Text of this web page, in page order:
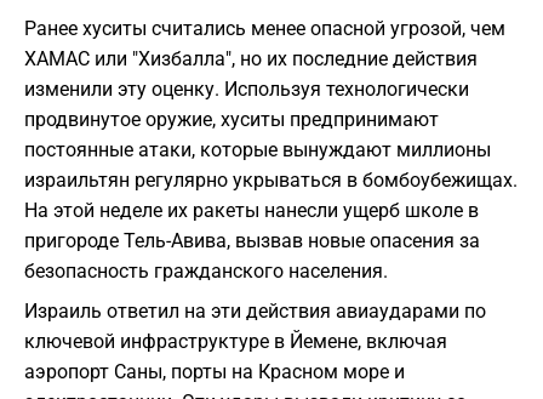
Ранее хуситы считались менее опасной угрозой, чем
ХАМАС или "Хизбалла", но их последние действия
изменили эту оценку. Используя технологически
продвинутое оружие, хуситы предпринимают
постоянные атаки, которые вынуждают миллионы
израильтян регулярно укрываться в бомбоубежищах.
На этой неделе их ракеты нанесли ущерб школе в
пригороде Тель-Авива, вызвав новые опасения за
безопасность гражданского населения.
Израиль ответил на эти действия авиаударами по
ключевой инфраструктуре в Йемене, включая
аэропорт Саны, порты на Красном море и